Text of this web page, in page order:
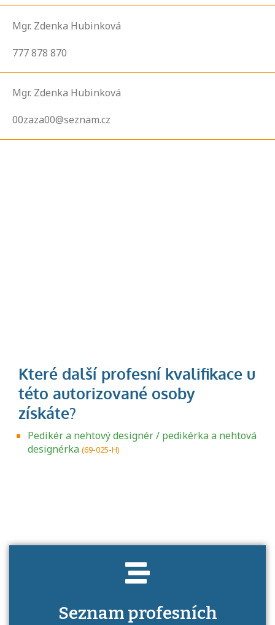
Mgr. Zdenka Hubinková
777 878 870
Mgr. Zdenka Hubinková
00zaza00@seznam.cz
Pedikér a nehtový designér / pedikérka a nehtová
designérka (69-025-H)
Seznam profesních
Projděte si seznam profesních kvalifikací.